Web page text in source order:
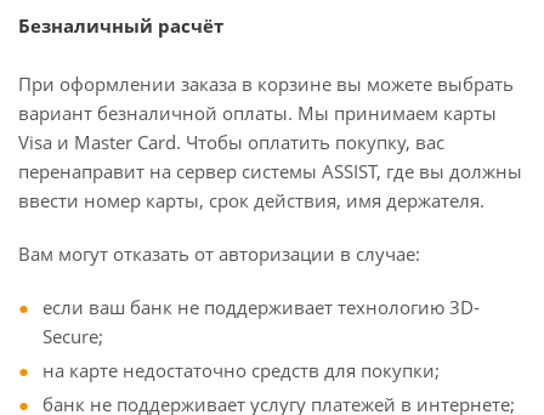
Безналичный расчёт
При оформлении заказа в корзине вы можете выбрать
вариант безналичной оплаты. Мы принимаем карты
Visa и Master Card. Чтобы оплатить покупку, вас
перенаправит на сервер системы ASSIST, где вы должны
ввести номер карты, срок действия, имя держателя.
Вам могут отказать от авторизации в случае:
если ваш банк не поддерживает технологию 3D-
Secure;
на карте недостаточно средств для покупки;
банк не поддерживает услугу платежей в интернете;